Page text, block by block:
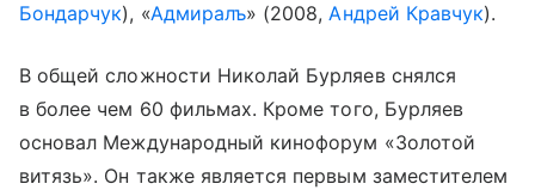
Бондарчук), «Адмиралъ» (2008,Андрей Кравчук).
В общей сложности Николай Бурляев снялся
в более чем 60 фильмах. Кроме того, Бурляев
основал Международный кинофорум «Золотой
витязь». Он также является первым заместителем